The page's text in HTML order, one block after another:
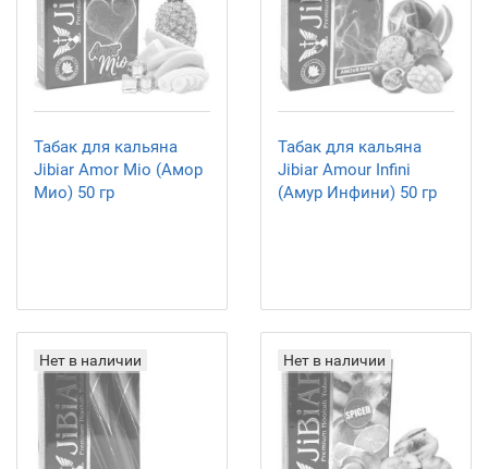
Табак для кальяна
Jibiar Amor Mio (Амор
Мио) 50 гр
Табак для кальяна
Jibiar Amour Infini
(Амур Инфини) 50 гр
Нет в наличии Нет в наличии